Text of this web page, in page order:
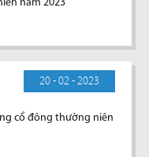
năm 2023
20 - 02 - 2023
cổ đông thường niên